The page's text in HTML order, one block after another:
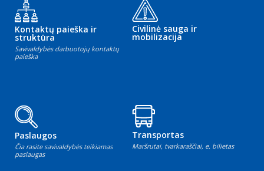
Kontaktų paieška ir
struktūra
Savivaldybės darbuotojų kontaktų
paieška
Civilinė sauga ir
mobilizacija
Paslaugos
Čia rasite savivaldybės teikiamas
paslaugas
Transportas
Maršrutai, tvarkaraščiai, e. bilietas